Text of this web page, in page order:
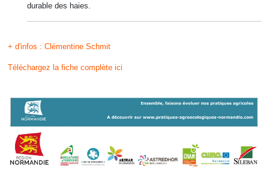
durable des haies.
+ d'infos : Clémentine Schmit
Téléchargez la fiche complète ici